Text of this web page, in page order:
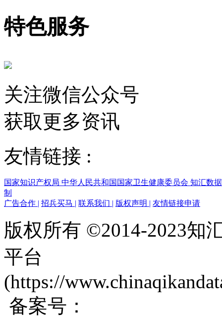
特色服务
关注微信公众号
获取更多资讯
友情链接 :
国家知识产权局 中华人民共和国国家卫生健康委员会 知汇数
制
广告合作 | 招兵买马 | 联系我们 | 版权声明 | 友情链接申请
版权所有 ©2014-2023知
平台
(https://
备案号：